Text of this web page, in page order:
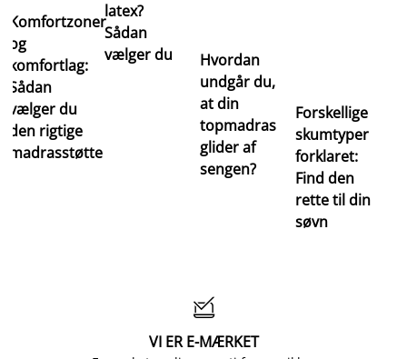
Komfortzoner
og
komfortlag:
Sådan
vælger du
den rigtige
madrasstøtte
latex?
Sådan
vælger du
Hvordan
undgår du,
at din
topmadras
glider af
sengen?
Forskellige
skumtyper
forklaret:
Find den
rette til din
søvn

VI ER E-MÆRKET